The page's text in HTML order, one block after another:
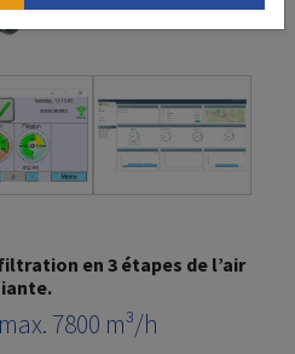
en 3 étapes de l’air
7800 m³/h